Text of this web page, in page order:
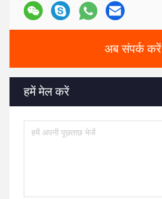
अब संपर्क करें
हमें मेल करें